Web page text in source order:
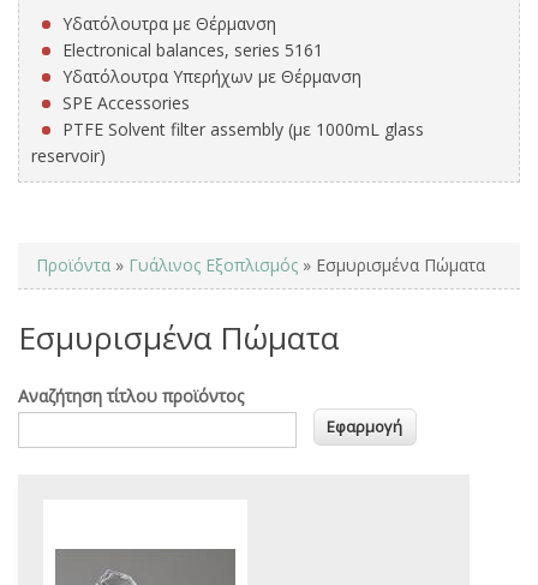
Υδατόλουτρα με Θέρμανση
Electronical balances, series 5161
Υδατόλουτρα Υπερήχων με Θέρμανση
SPE Accessories
PTFE Solvent filter assembly (με 1000mL glass
reservoir)
You are here
Προϊόντα » Γυάλινος Εξοπλισμός » Εσμυρισμένα Πώματα
Εσμυρισμένα Πώματα
Αναζήτηση τίτλου προϊόντος